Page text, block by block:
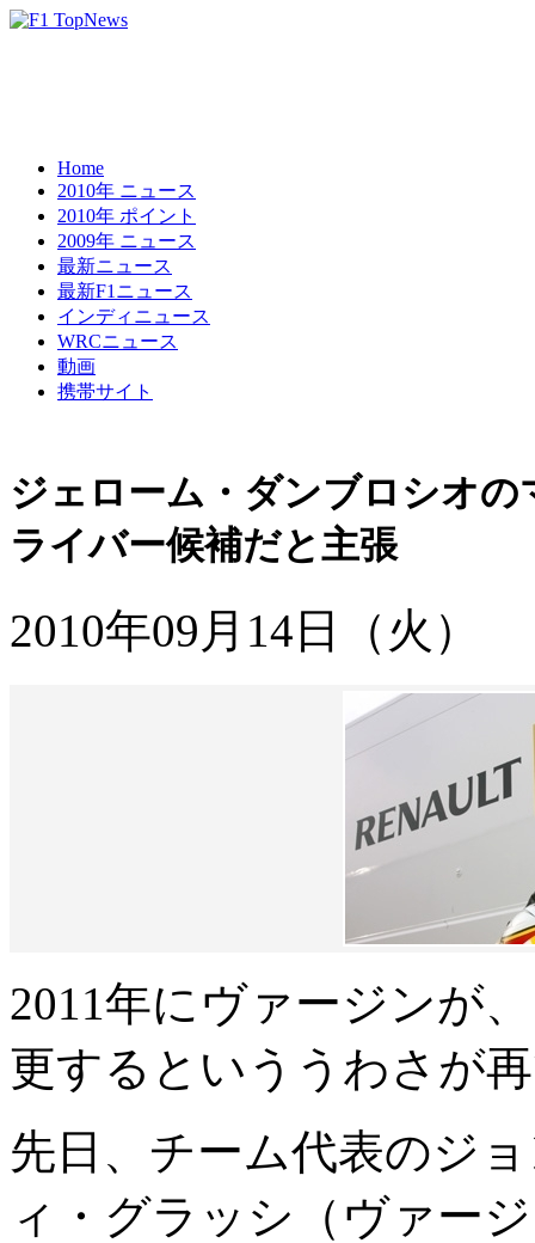
Home
2010年 ニュース
2010年 ポイント
2009年 ニュース
最新ニュース
最新F1ニュース
インディニュース
WRCニュース
動画
携帯サイト
ジェローム・ダンブロシオ
ライバー候補だと主張
2010年09月14日（火）
2011年にヴァージンが
更するといううわさが
先日、チーム代表のジ
ィ・グラッシ（ヴァー